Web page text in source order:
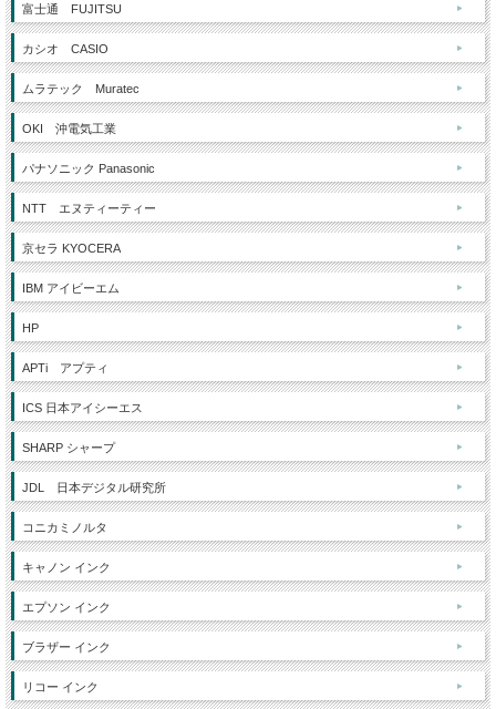
富士通 FUJITSU
カシオ CASIO
ムラテック Muratec
OKI 沖電気工業
パナソニック Panasonic
NTT エヌティーティー
京セラ KYOCERA
IBM アイビーエム
HP
APTi アプティ
ICS 日本アイシーエス
SHARP シャープ
JDL 日本デジタル研究所
コニカミノルタ
キャノン インク
エプソン インク
ブラザー インク
リコー インク